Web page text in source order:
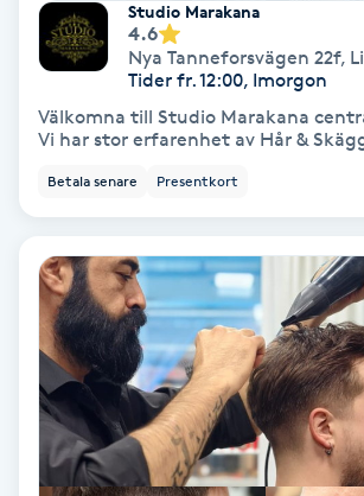
Hudvård
Hyperhidros
Hypnos
Hårborttagning
Hårbottenbehandling
Hårförlängning
Hårvård
Studio Marakana
4.6
Nya Tanneforsvägen 22f,
Tider fr. 12:00, Imorgon
Välkomna till Studio Marakana
Vi har stor erfarenhet av Hår &
Betala senare Presentkort